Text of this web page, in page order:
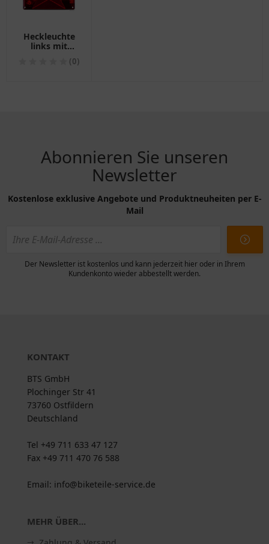
Heckleuchte
links mit
Kennzeichenleuchte
(0)
Abonnieren Sie unseren
Newsletter
Kostenlose exklusive Angebote und Produktneuheiten per E-
Mail
Der Newsletter ist kostenlos und kann jederzeit hier oder in Ihrem
Kundenkonto wieder abbestellt werden.
KONTAKT
BTS GmbH
Plochinger Str 41
73760 Ostfildern
Deutschland
Tel +49 711 633 47 127
Fax +49 711 470 76 588
Email: info@biketeile-service.de
MEHR ÜBER...